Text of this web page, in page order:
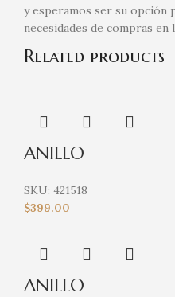
y esperamos ser su opción
necesidades de compras en
Related products
ANILLO
SKU: 421518
$399.00
ANILLO